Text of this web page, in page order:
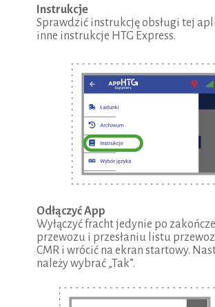
Instrukcje
Sprawdzić instrukcję obsługi tej
inne instrukcje HTG Express.
Odłączyć App
Wyłączyć fracht jedynie po
przewozu i przesłaniu listu
CMR i wrócić na ekran startowy.
należy wybrać „Tak”.